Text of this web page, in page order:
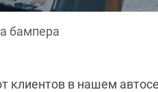
бампера
клиентов в нашем